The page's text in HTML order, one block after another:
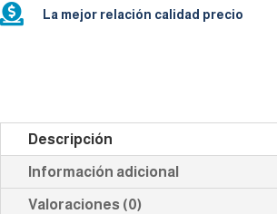
 La mejor relación calidad precio
Descripción
Información adicional
Valoraciones (0)